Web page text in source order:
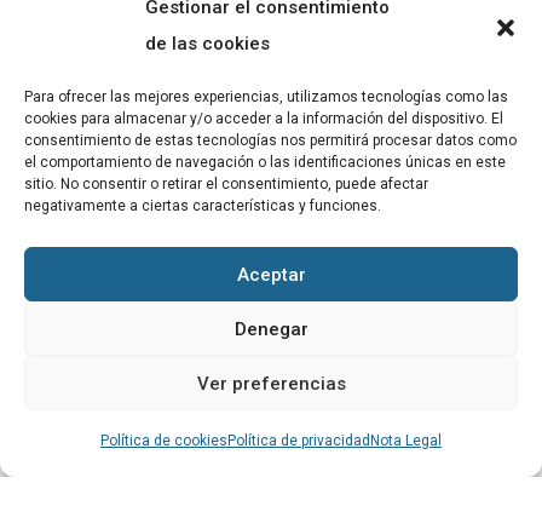
Gestionar el consentimiento
de las cookies
Para ofrecer las mejores experiencias, utilizamos tecnologías como las
cookies para almacenar y/o acceder a la información del dispositivo. El
consentimiento de estas tecnologías nos permitirá procesar datos como
el comportamiento de navegación o las identificaciones únicas en este
sitio. No consentir o retirar el consentimiento, puede afectar
negativamente a ciertas características y funciones.
Aceptar
Denegar
Ver preferencias
Política de cookies Política de privacidad Nota Legal
PUBLICACIONS
CONTACTE
Altres